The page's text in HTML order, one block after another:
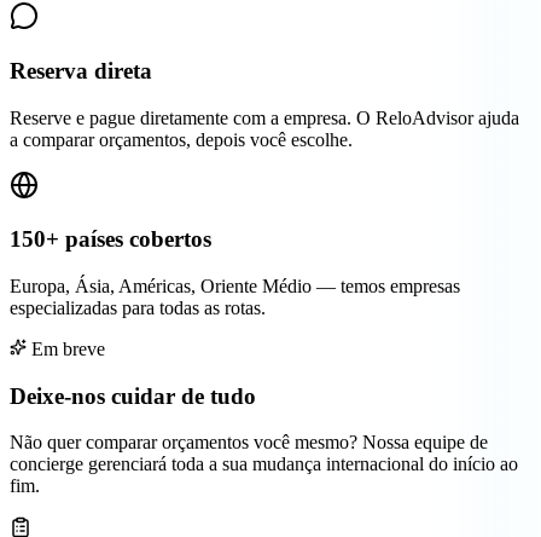
Reserva direta
Reserve e pague diretamente com a empresa. O ReloAdvisor ajuda
a comparar orçamentos, depois você escolhe.
150+ países cobertos
Europa, Ásia, Américas, Oriente Médio — temos empresas
especializadas para todas as rotas.
Em breve
Deixe-nos cuidar de tudo
Não quer comparar orçamentos você mesmo? Nossa equipe de
concierge gerenciará toda a sua mudança internacional do início ao
fim.